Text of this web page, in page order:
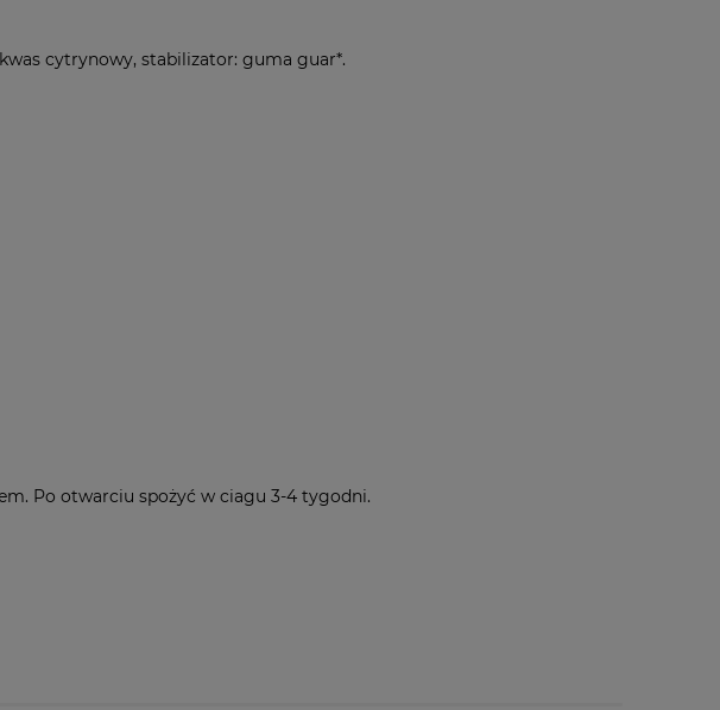
cytrynowy, stabilizator: guma guar*.
Po otwarciu spożyć w ciagu 3-4 tygodni.